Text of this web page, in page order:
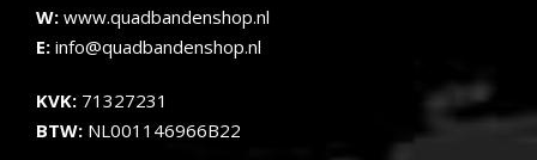
W: www.quadbandenshop.nl
E: info@quadbandenshop.nl
KVK: 71327231
BTW: NL001146966B22